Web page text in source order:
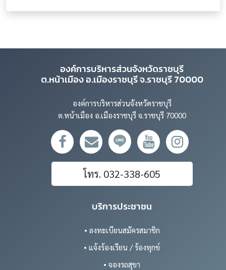
องค์การบริหารส่วนจังหวัดราชบุรี
ต.หน้าเมือง อ.เมืองราชบุรี จ.ราชบุรี 70000
องค์การบริหารส่วนจังหวัดราชบุรี
ต.หน้าเมือง อ.เมืองราชบุรี จ.ราชบุรี 70000
โทร. 032-338-605
บริการประชาชน
• ลงทะเบียนสมัครสมาชิก
• แจ้งร้องเรียน / ร้องทุกข์
• จองรถสุขา